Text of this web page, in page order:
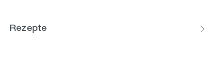
Rezepte